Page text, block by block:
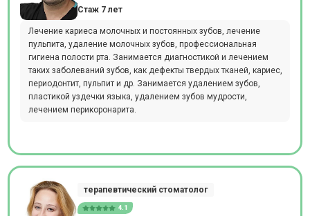
Стаж 7 лет
Лечение кариеса молочных и постоянных зубов, лечение
пульпита, удаление молочных зубов, профессиональная
гигиена полости рта. Занимается диагностикой и лечением
таких заболеваний зубов, как дефекты твердых тканей, кариес,
периодонтит, пульпит и др. Занимается удалением зубов,
пластикой уздечки языка, удалением зубов мудрости,
лечением перикоронарита.
терапевтический стоматолог
4.1